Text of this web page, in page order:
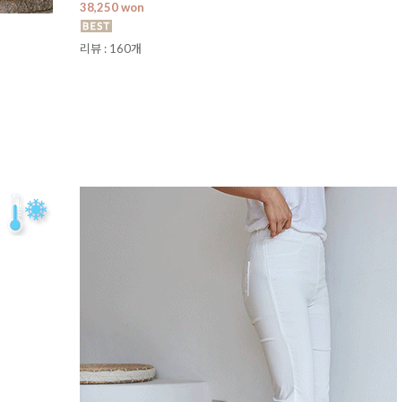
[💕만족도최고/지금딱!]아르펜 린넨 밴딩 8부 팬츠